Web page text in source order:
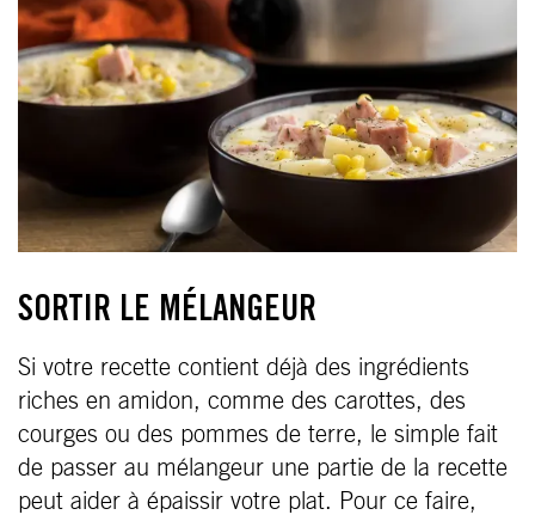
SORTIR LE MÉLANGEUR
Si votre recette contient déjà des ingrédients
riches en amidon, comme des carottes, des
courges ou des pommes de terre, le simple fait
de passer au mélangeur une partie de la recette
peut aider à épaissir votre plat. Pour ce faire,